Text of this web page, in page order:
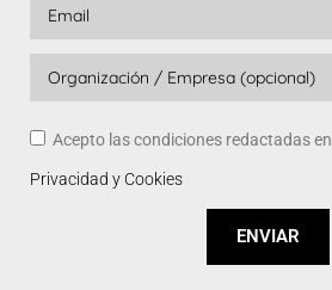
Acepto las condiciones redactadas en
Privacidad y Cookies
ENVIAR